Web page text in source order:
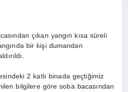
çıkan yangın kısa süreli
bir kişi dumandan
2 katlı binada geçtiğimiz
bilgilere göre soba bacasından